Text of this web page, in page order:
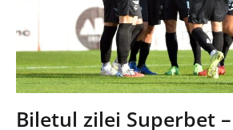
Biletul zilei Superbet